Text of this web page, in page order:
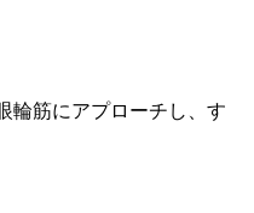
輪筋にアプローチし、す